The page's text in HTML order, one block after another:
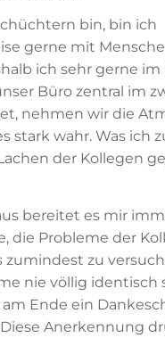
bin, bin ich
gerne mit
ich sehr gerne
Büro zentral im
nehmen wir die
stark wahr. Was ich
der Kollegen
bereitet es mir
die Probleme der
zumindest zu
nie völlig identisch
Ende ein
Anerkennung